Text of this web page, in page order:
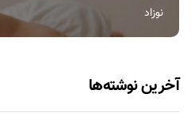
نوزاد
آخرین نوشته‌ها